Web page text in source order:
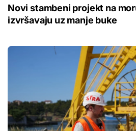
Novi stambeni projekt na
izvršavaju uz manje buke